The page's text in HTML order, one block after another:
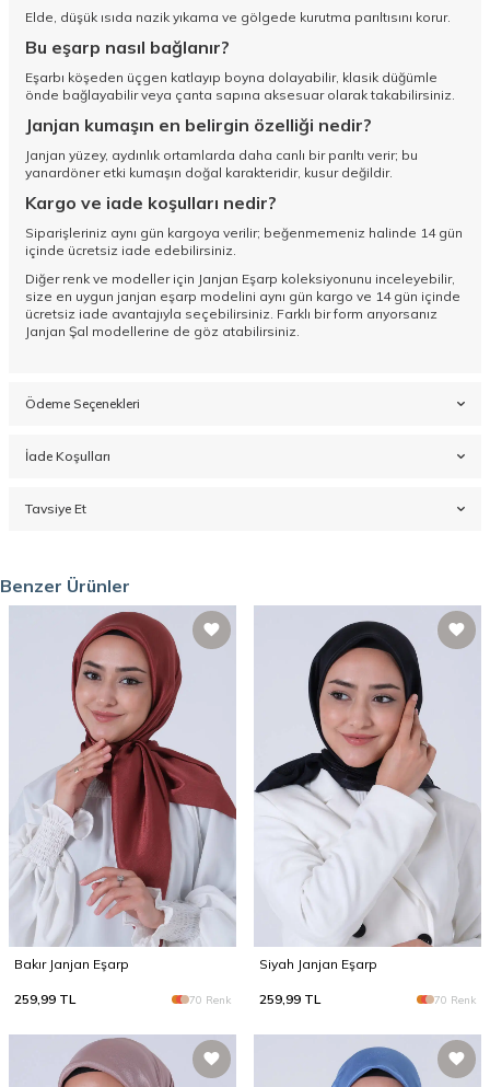
Elde, düşük ısıda nazik yıkama ve gölgede kurutma parıltısını korur.
Bu eşarp nasıl bağlanır?
Eşarbı köşeden üçgen katlayıp boyna dolayabilir, klasik düğümle
önde bağlayabilir veya çanta sapına aksesuar olarak takabilirsiniz.
Janjan kumaşın en belirgin özelliği nedir?
Janjan yüzey, aydınlık ortamlarda daha canlı bir parıltı verir; bu
yanardöner etki kumaşın doğal karakteridir, kusur değildir.
Kargo ve iade koşulları nedir?
Siparişleriniz aynı gün kargoya verilir; beğenmemeniz halinde 14 gün
içinde ücretsiz iade edebilirsiniz.
Diğer renk ve modeller için Janjan Eşarp koleksiyonunu inceleyebilir,
size en uygun janjan eşarp modelini aynı gün kargo ve 14 gün içinde
ücretsiz iade avantajıyla seçebilirsiniz. Farklı bir form arıyorsanız
Janjan Şal modellerine de göz atabilirsiniz.
Ödeme Seçenekleri
İade Koşulları
Tavsiye Et
Benzer Ürünler
Bakır Janjan Eşarp
259,99 TL 70 Renk
Siyah Janjan Eşarp
259,99 TL 70 Renk